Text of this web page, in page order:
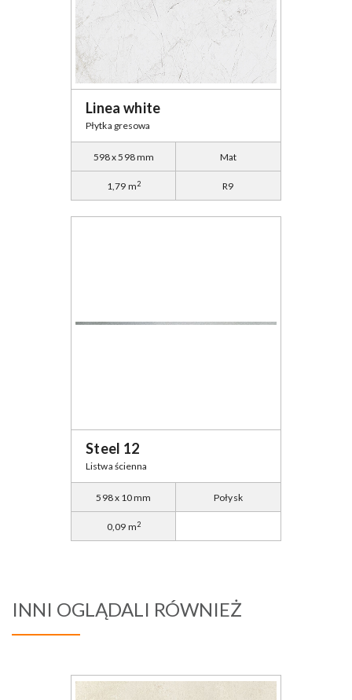
Linea white
Płytka gresowa
598 x 598 mm Mat
1,79 m2 R9
Steel 12
Listwa ścienna
598 x 10 mm Połysk
0,09 m2
INNI OGLĄDALI RÓWNIEŻ